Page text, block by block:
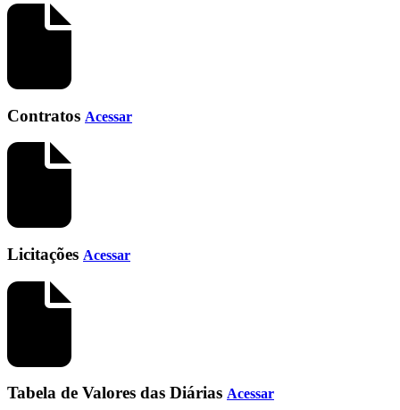
Contratos Acessar
Licitações Acessar
Tabela de Valores das Diárias Acessar